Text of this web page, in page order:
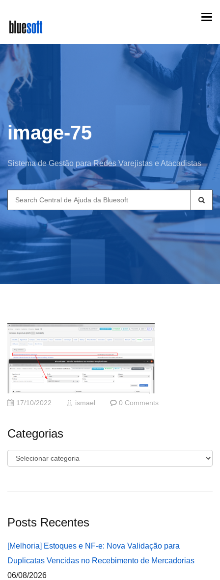
main
content
image-75
Sistema de Gestão para Redes Varejistas e Atacadistas
Search
for:
17/10/2022 ismael 0 Comments
Categorias
Categorias
Posts Recentes
[Melhoria] Estoques e NF-e: Nova Validação para
Duplicatas Vencidas no Recebimento de Mercadorias
06/08/2026